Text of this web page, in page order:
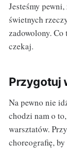
Jesteśmy
świetnych
zadowolony.
czekaj.
Przygotuj
Na pewno nie
chodzi nam o
warsztatów.
choreografię,